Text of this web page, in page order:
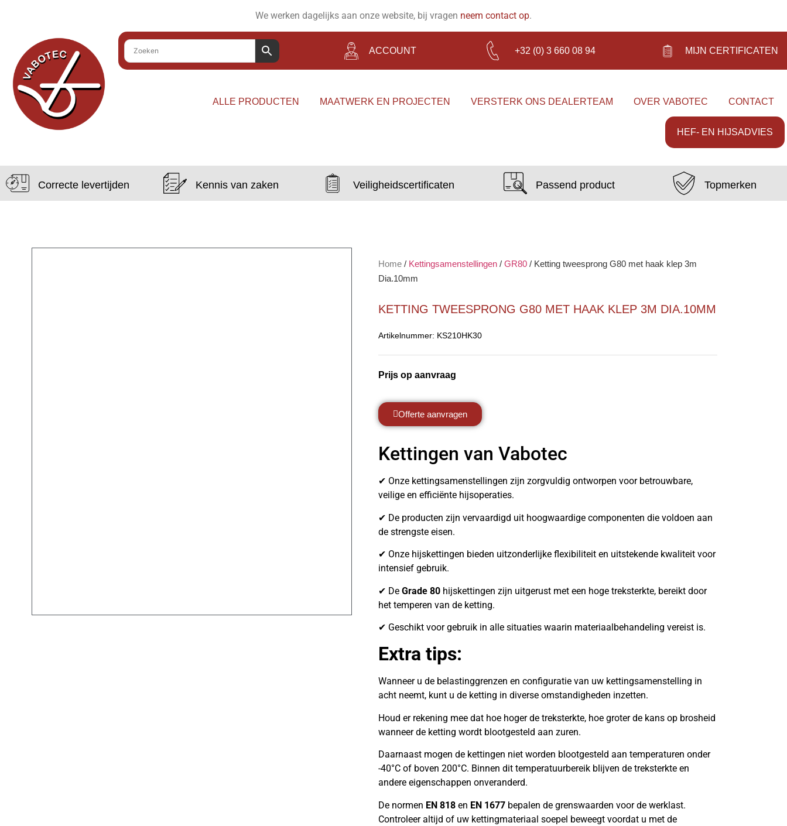
We werken dagelijks aan onze website, bij vragen neem contact op.
ACCOUNT +32 (0) 3 660 08 94 MIJN CERTIFICATEN
ALLE PRODUCTEN MAATWERK EN PROJECTEN VERSTERK ONS DEALERTEAM OVER VABOTEC CONTACT
HEF- EN HIJSADVIES
Correcte levertijden Kennis van zaken Veiligheidscertificaten Passend product Topmerken
Home / Kettingsamenstellingen / GR80 / Ketting tweesprong G80 met haak klep 3m
Dia.10mm
KETTING TWEESPRONG G80 MET HAAK KLEP 3M DIA.10MM
Artikelnummer: KS210HK30
Prijs op aanvraag
Offerte aanvragen
Kettingen van Vabotec
✔ Onze kettingsamenstellingen zijn zorgvuldig ontworpen voor betrouwbare,
veilige en efficiënte hijsoperaties.
✔ De producten zijn vervaardigd uit hoogwaardige componenten die voldoen aan
de strengste eisen.
✔ Onze hijskettingen bieden uitzonderlijke flexibiliteit en uitstekende kwaliteit voor
intensief gebruik.
✔ De Grade 80 hijskettingen zijn uitgerust met een hoge treksterkte, bereikt door
het temperen van de ketting.
✔ Geschikt voor gebruik in alle situaties waarin materiaalbehandeling vereist is.
Extra tips:
Wanneer u de belastinggrenzen en configuratie van uw kettingsamenstelling in
acht neemt, kunt u de ketting in diverse omstandigheden inzetten.
Houd er rekening mee dat hoe hoger de treksterkte, hoe groter de kans op brosheid
wanneer de ketting wordt blootgesteld aan zuren.
Daarnaast mogen de kettingen niet worden blootgesteld aan temperaturen onder
-40°C of boven 200°C. Binnen dit temperatuurbereik blijven de treksterkte en
andere eigenschappen onveranderd.
De normen EN 818 en EN 1677 bepalen de grenswaarden voor de werklast.
Controleer altijd of uw kettingmateriaal soepel beweegt voordat u met de